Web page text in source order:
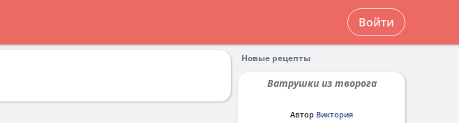
Войти
Новые рецепты
Ватрушки из творога
Автор Виктория